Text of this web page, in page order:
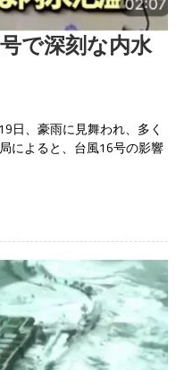
で深刻な内水
日、豪雨に見舞われ、多く
によると、台風16号の影響